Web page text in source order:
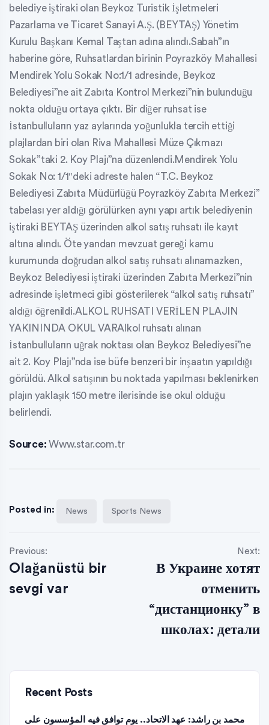
belediye iştiraki olan Beykoz Turistik İşletmeleri
Pazarlama ve Ticaret Sanayi A.Ş. (BEYTAŞ) Yönetim
Kurulu Başkanı Kemal Taştan adına alındı.Sabah”ın
haberine göre, Ruhsatlardan birinin Poyrazköy Mahallesi
Mendirek Yolu Sokak No:1/1 adresinde, Beykoz
Belediyesi”ne ait Zabıta Kontrol Merkezi”nin bulunduğu
nokta olduğu ortaya çıktı. Bir diğer ruhsat ise
İstanbulluların yaz aylarında yoğunlukla tercih ettiği
plajlardan biri olan Riva Mahallesi Müze Çıkmazı
Sokak”taki 2. Koy Plajı”na düzenlendi.Mendirek Yolu
Sokak No: 1/1″deki adreste halen “T.C. Beykoz
Belediyesi Zabıta Müdürlüğü Poyrazköy Zabıta Merkezi”
tabelası yer aldığı görülürken aynı yapı artık belediyenin
iştiraki BEYTAŞ üzerinden alkol satış ruhsatı ile kayıt
altına alındı. Öte yandan mevzuat gereği kamu
kurumunda doğrudan alkol satış ruhsatı alınamazken,
Beykoz Belediyesi iştiraki üzerinden Zabıta Merkezi”nin
adresinde işletmeci gibi gösterilerek “alkol satış ruhsatı”
aldığı öğrenildi.ALKOL RUHSATI VERİLEN PLAJIN
YAKININDA OKUL VARAlkol ruhsatı alınan
İstanbulluların uğrak noktası olan Beykoz Belediyesi”ne
ait 2. Koy Plajı”nda ise büfe benzeri bir inşaatın yapıldığı
görüldü. Alkol satışının bu noktada yapılması beklenirken
plajın yaklaşık 150 metre ilerisinde ise okul olduğu
belirlendi.
Source: Www.star.com.tr
Posted in: News Sports News
Previous:
Olağanüstü bir
sevgi var
Next:
В Украине хотят
отменить
“дистанционку” в
школах: детали
Recent Posts
محمد بن راشد: عهد الاتحاد.. يوم توافق فيه المؤسسون على